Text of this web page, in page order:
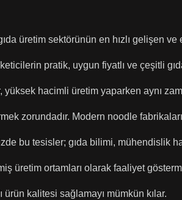
üretim sektörünün en hızlı gelişen ve
pratik, uygun fiyatlı ve çeşitli
hacimli üretim yaparken aynı
zorundadır. Modern noodle
bu tesisler; gıda bilimi, mühendislik
üretim ortamları olarak faaliyet
kalitesi sağlamayı mümkün kılar.